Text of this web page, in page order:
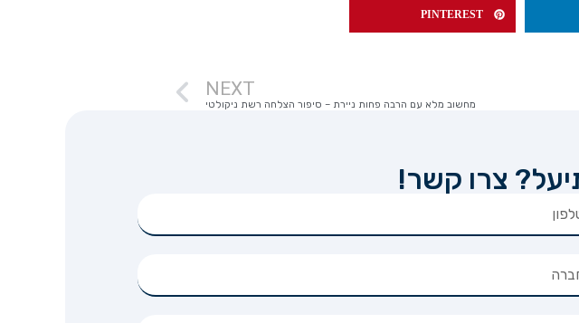
PINTEREST
NEXT
מחשוב מלא עם הרבה פחות ניירת – סיפור הצלחה רשת ניקולטי
צרו קשר!